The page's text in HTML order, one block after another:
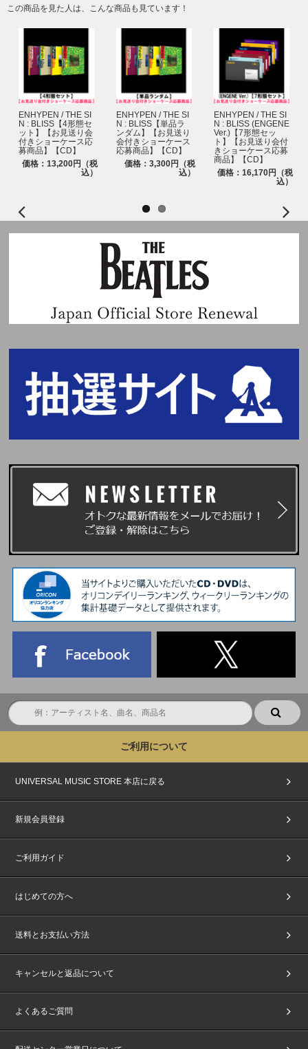
■本人確認について
必ず『主催者が指定する顔写真付きの指定身分証明書』をご用意ください。
ご本人様確認およびイベントの注意事項については以下のページより必ずご確
認ください｡
https://www.universal-music.co.jp/enhypen/gohonninkakunin/
※ご注文・ご登録の際に入力するお名前は＜必ず日本語(漢字・ひらがな・カタ
カナ)＞にてご入力ください。
ただし、お名前が、英ローマ字の場合は、英ローマ字にてご入力ください。
それ以外の言語でのご入力はイベント応募対象外になります。ご注意くださ
い。
また、お名前が日本語(漢字・ひらがな・カタカナ)にも関わらず、英ローマ字に
てご入力された場合は、落選対象になる可能性がございます。
※ご購入の際、イベントに参加を希望されるご本人様のお名前で必ずご入力く
※UNIVERSAL MUSIC STOREでご購入の方は注文時にご登録いただいている
注文の前に会員情報の登録内容をご確認の上、ご購入ください。
本イベントは「ticket board」の『電子チケット』を採用しています。
ご参加にあたり、『電子チケット』1枚につき、1台のスマートフォン(タブレッ
ト含む)が必要となります。
(無料)は不要ですが、ticket board＜@tickebo.jp＞からのメールが受信できるよ
ticket boardのマイページにログインする際は、ご購入時にストアで登録された
「メールアドレス」および「電話番号」の入力が必要です。
※ticket boardのマイページへは電子チケットが発券される前日よりログイン可
能となります。ログイン可能となりましたら、ticket boardよりメールにてご案
内いたします。
じメールアドレスを使用されるとticket boardからのメールが届かなくなりま
い。
除く)をご使用ください。
※当選確率は、応募対象商品のご予約・ご購入順とは関係ございません。
※いかなる場合も、当落についてはお問い合わせいただいてもお答えいたしか
ねます。あらかじめご了承ください。
<重要>
て､行われます｡
※当選されたご本人のみイベントにご参加いただけます。保護者の名義で登録
し当選されても、お子様や別名義の方が参加することはできません。
■当落発表
いたしませんので、あらかじめご了承ください。
※UNIVERSAL MUSIC STORE
内にあります「お知らせ」にて
※当選案内は、イベント終了時まで大切に保管してください。
※当落案内の配信は目安時間になり、前後する可能性がございます。
イベント当日は、当選者受付にてご本人確認を行います。
1.『電子チケット』
不可)
をご持参の上、『電子チケット』に記載された「集合時間」にお集まりくださ
※上記2点をお持ちでない方は、いかなる理由があってもご参加いただけませ
■電子チケットについて
※『電子チケット』には「集合時間」および「整理番号」が記載されていま
す。
※スマートフォン・タブレット(一部機種を除く)をお持ちでない方はイベントへ
※『電子チケット』が配信されましたらすぐにダウンロードいただき、お手元
に『電子チケット』のご準備をお願いいたします。
ml
この商品を見た人は、こんな商品も見ています！
ENHYPEN / THE SI
N : BLISS【4形態セ
ット】【お見送り会
付きショーケース応
募商品】【CD】
価格：13,200円（税
込）
ENHYPEN / THE SI
N : BLISS【単品ラ
ンダム】【お見送り
会付きショーケース
応募商品】【CD】
価格：3,300円（税
込）
ENHYPEN / THE SI
N : BLISS (ENGENE
Ver.)【7形態セッ
ト】【お見送り会付
きショーケース応募
商品】【CD】
価格：16,170円（税
込）
ご利用について
UNIVERSAL MUSIC STORE 本店に戻る
新規会員登録
ご利用ガイド
はじめての方へ
送料とお支払い方法
キャンセルと返品について
よくあるご質問